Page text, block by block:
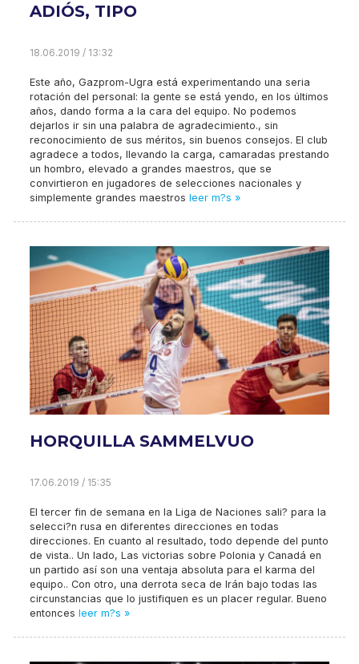
ADIÓS, TIPO
18.06.2019 / 13:32
Este año, Gazprom-Ugra está experimentando una seria
rotación del personal: la gente se está yendo, en los últimos
años, dando forma a la cara del equipo. No podemos
dejarlos ir sin una palabra de agradecimiento., sin
reconocimiento de sus méritos, sin buenos consejos. El club
agradece a todos, llevando la carga, camaradas prestando
un hombro, elevado a grandes maestros, que se
convirtieron en jugadores de selecciones nacionales y
simplemente grandes maestros leer m?s »
HORQUILLA SAMMELVUO
17.06.2019 / 15:35
El tercer fin de semana en la Liga de Naciones sali? para la
selecci?n rusa en diferentes direcciones en todas
direcciones. En cuanto al resultado, todo depende del punto
de vista.. Un lado, Las victorias sobre Polonia y Canadá en
un partido así son una ventaja absoluta para el karma del
equipo.. Con otro, una derrota seca de Irán bajo todas las
circunstancias que lo justifiquen es un placer regular. Bueno
entonces leer m?s »